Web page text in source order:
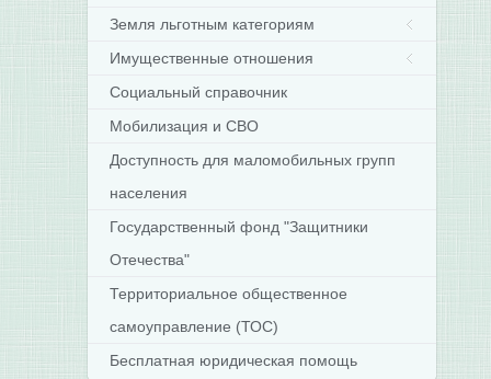
Земля льготным категориям
Имущественные отношения
Социальный справочник
Мобилизация и СВО
Доступность для маломобильных групп
населения
Государственный фонд "Защитники
Отечества"
Территориальное общественное
самоуправление (ТОС)
Бесплатная юридическая помощь